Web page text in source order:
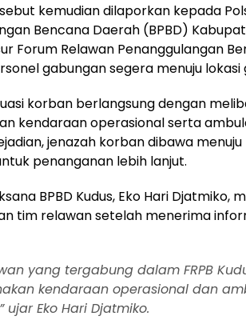
kemudian dilaporkan kepada
Bencana Daerah (BPBD)
Forum Relawan Penanggulangan
gabungan segera menuju
korban berlangsung dengan
kendaraan operasional serta
jenazah korban dibawa
penanganan lebih lanjut.
BPBD Kudus, Eko Hari
tim relawan setelah menerima
yang tergabung dalam FRPB
kendaraan operasional dan
ujar Eko Hari Djatmiko.